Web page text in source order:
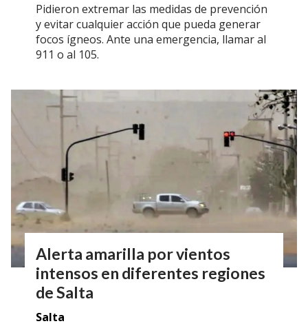
Pidieron extremar las medidas de prevención
y evitar cualquier acción que pueda generar
focos ígneos. Ante una emergencia, llamar al
911 o al 105.
Alerta amarilla por vientos
intensos en diferentes regiones
de Salta
Salta